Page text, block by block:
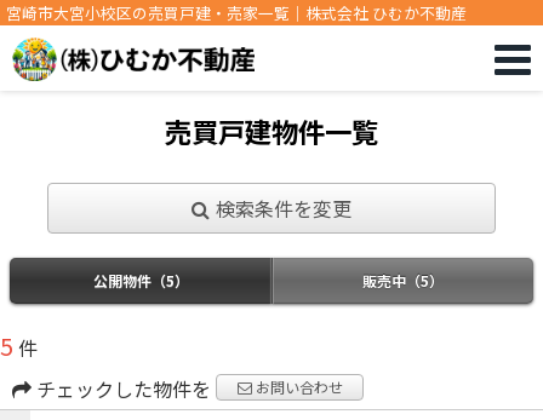
宮崎市大宮小校区の売買戸建・売家一覧｜株式会社 ひむか不動産
売買戸建物件一覧
検索条件を変更
公開物件（5） 販売中（5）
5 件
チェックした物件を
お問い合わせ